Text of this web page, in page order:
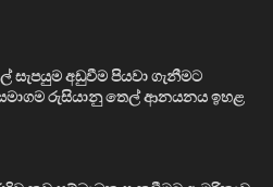
සැපයුම අඩුවීම පියවා ගැනීමට
රුසියානු තෙල් ආනයනය ඉහළ